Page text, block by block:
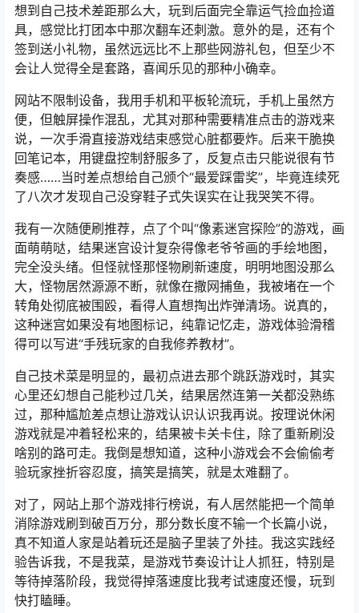
想到自己技术差距那么大，玩到后面完全靠运气捡血捡道
具，感觉比打团本中那次翻车还刺激。意外的是，还有个
签到送小礼物，虽然远远比不上那些网游礼包，但至少不
会让人觉得全是套路，喜闻乐见的那种小确幸。
网站不限制设备，我用手机和平板轮流玩，手机上虽然方
便，但触屏操作混乱，尤其对那种需要精准点击的游戏来
说，一次手滑直接游戏结束感觉心脏都要炸。后来干脆换
回笔记本，用键盘控制舒服多了，反复点击只能说很有节
奏感……当时差点想给自己颁个“最爱踩雷奖”，毕竟连续死
了八次才发现自己没穿鞋子式失误实在让我哭笑不得。
我有一次随便刷推荐，点了个叫“像素迷宫探险”的游戏，画
面萌萌哒，结果迷宫设计复杂得像老爷爷画的手绘地图，
完全没头绪。但怪就怪那怪物刷新速度，明明地图没那么
大，怪物居然源源不断，就像在撒网捕鱼，我被堵在一个
转角处彻底被围殴，看得人直想掏出炸弹清场。说真的，
这种迷宫如果没有地图标记，纯靠记忆走，游戏体验滑稽
得可以写进“手残玩家的自我修养教材”。
自己技术菜是明显的，最初点进去那个跳跃游戏时，其实
心里还幻想自己能秒过几关，结果居然连第一关都没熟练
过，那种尴尬差点想让游戏认识认识我再说。按理说休闲
游戏就是冲着轻松来的，结果被卡关卡住，除了重新刷没
啥别的路可走。我倒是想知道，这种小游戏会不会偷偷考
验玩家挫折容忍度，搞笑是搞笑，就是太难翻了。
对了，网站上那个游戏排行榜说，有人居然能把一个简单
消除游戏刷到破百万分，那分数长度不输一个长篇小说，
真不知道人家是站着玩还是脑子里装了外挂。我这实践经
验告诉我，不是我菜，是游戏节奏设计让人抓狂，特别是
等待掉落阶段，我觉得掉落速度比我考试速度还慢，玩到
快打瞌睡。